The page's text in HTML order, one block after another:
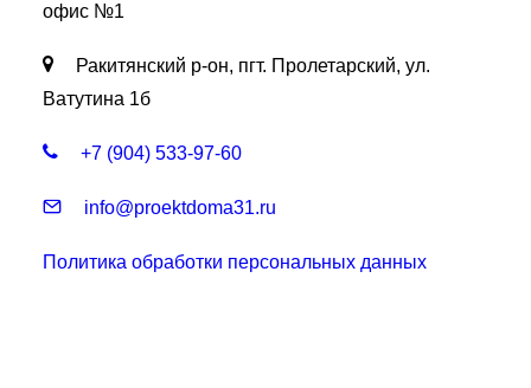
офис №1
Ракитянский р-он, пгт. Пролетарский, ул.
Ватутина 1б
+7 (904) 533-97-60
info@proektdoma31.ru
Политика обработки персональных данных